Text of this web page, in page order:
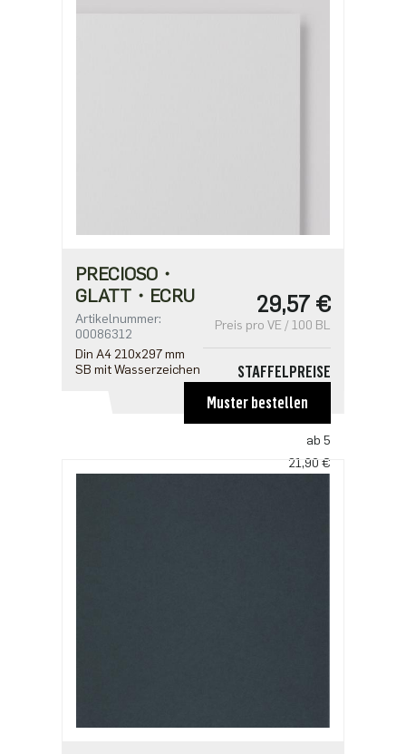
PRECIOSO・
GLATT・ECRU
Artikelnummer:
00086312
Din A4 210x297 mm
SB mit Wasserzeichen
29,57 €
Preis pro VE / 100 BL
STAFFELPREISE
ab 5
21,90 €
Muster bestellen